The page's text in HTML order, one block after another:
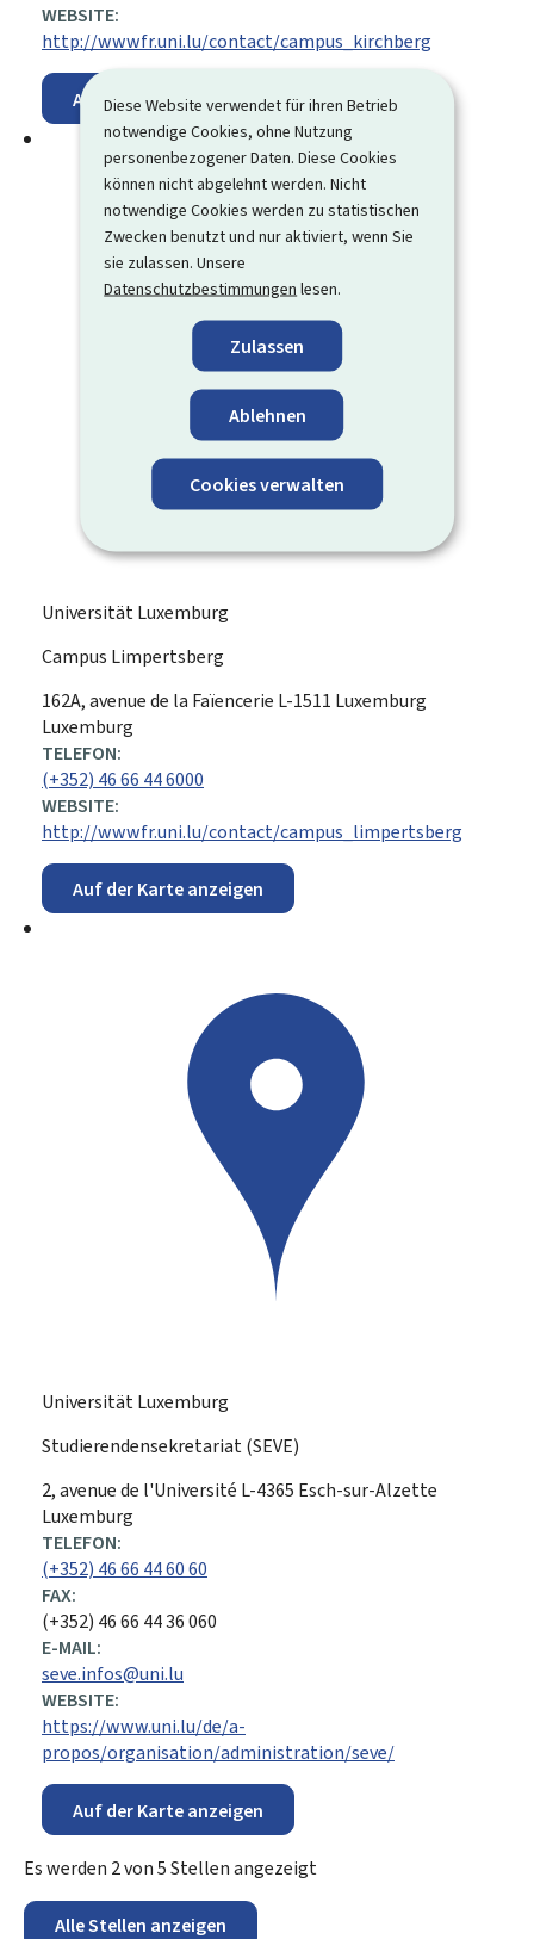
Diese Website verwendet für ihren Betrieb
notwendige Cookies, ohne Nutzung
personenbezogener Daten. Diese Cookies
können nicht abgelehnt werden. Nicht
notwendige Cookies werden zu statistischen
Zwecken benutzt und nur aktiviert, wenn Sie
sie zulassen. Unsere
Datenschutzbestimmungen lesen.
Zulassen
Ablehnen
Cookies verwalten
WEBSITE:
http://wwwfr.uni.lu/contact/campus_kirchberg
Auf der Karte anzeigen
Universität Luxemburg
Campus Limpertsberg
ADRESSE:
162A, avenue de la Faïencerie L-1511 Luxemburg
Luxemburg
TELEFON:
(+352) 46 66 44 6000
WEBSITE:
http://wwwfr.uni.lu/contact/campus_limpertsberg
Auf der Karte anzeigen
Universität Luxemburg
Studierendensekretariat (SEVE)
ADRESSE:
2, avenue de l'Université L-4365 Esch-sur-Alzette
Luxemburg
TELEFON:
(+352) 46 66 44 60 60
FAX:
(+352) 46 66 44 36 060
E-MAIL:
seve.infos@uni.lu
WEBSITE:
https://www.uni.lu/de/a-
propos/organisation/administration/seve/
Auf der Karte anzeigen
Es werden 2von5Stellen angezeigt
Alle Stellen anzeigen